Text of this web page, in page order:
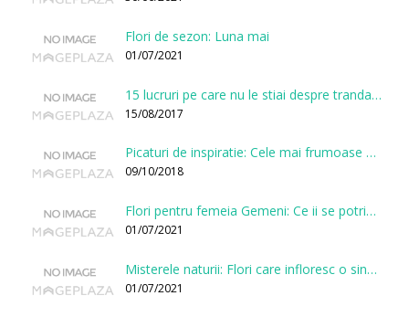
Flori de sezon: Luna mai
01/07/2021
15 lucruri pe care nu le stiai despre trandafiri
15/08/2017
Picaturi de inspiratie: Cele mai frumoase citate despre flori
09/10/2018
Flori pentru femeia Gemeni: Ce ii se potriveste, ce ii poarta noroc si ce o caracterizeaza?
01/07/2021
Misterele naturii: Flori care infloresc o singura data la cateva sute de ani
01/07/2021